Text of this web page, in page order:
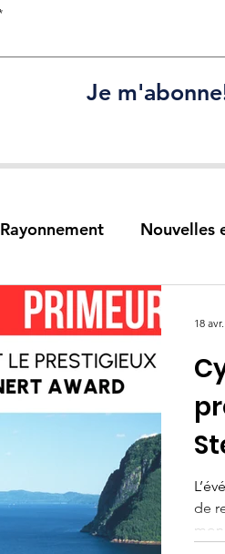
Je
Rayonnement Nouvelles
Recherche partenariale
de
18